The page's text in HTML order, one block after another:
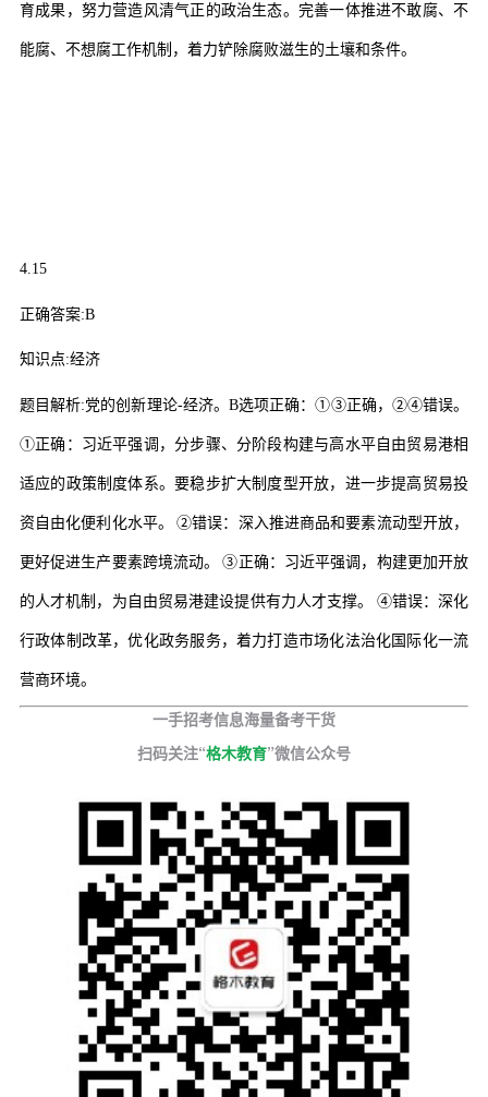
育成果，努力营造风清气正的政治生态。完善一体推进不敢腐、不
能腐、不想腐工作机制，着力铲除腐败滋生的土壤和条件。
4.15
正确答案:B
知识点:经济
题目解析:党的创新理论-经济。B选项正确：①③正确， ②④错误。
①正确：习近平强调，分步骤、分阶段构建与高水平自由贸易港相
适应的政策制度体系。要稳步扩大制度型开放，进一步提高贸易投
资自由化便利化水平。 ②错误：深入推进商品和要素流动型开放，
更好促进生产要素跨境流动。 ③ 正确：习近平强调，构建更加开放
的人才机制，为自由贸易港建设提供有力人才支撑。 ④错误：深化
行政体制改革，优化政务服务，着力打造市场化法治化国际化一流
营商环境。
一手招考信息海量备考干货
扫码关注“格木教育”微信公众号